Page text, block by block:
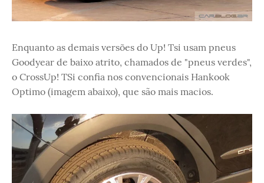
Enquanto as demais versões do Up! Tsi usam pneus
Goodyear de baixo atrito, chamados de "pneus verdes",
o CrossUp! TSi confia nos convencionais Hankook
Optimo (imagem abaixo), que são mais macios.